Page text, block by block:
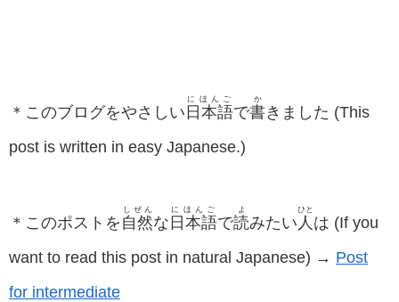
＊このブログをやさしい 日本語
にほんご
で書
か
きました (This
post is written in easy Japanese.)
＊このポストを 自然
しぜん
な 日本語
にほんご
で読
よ
みたい 人
ひと
は (If you
want to read this post in natural Japanese) → Post
for intermediate